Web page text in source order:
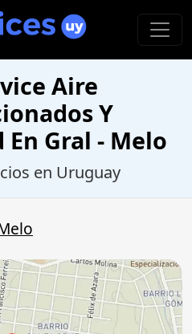
Aire
Y
Gral - Melo
en Uruguay